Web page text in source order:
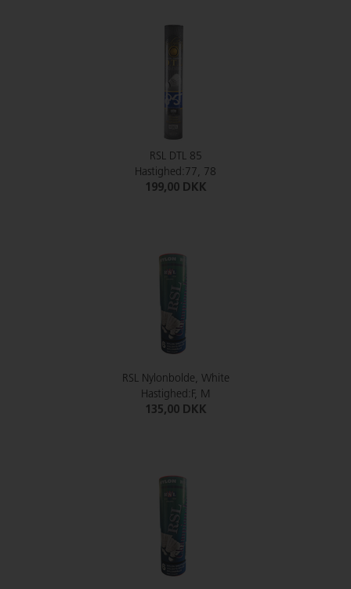
RSL DTL 85
Hastighed:77, 78
199,00 DKK
RSL Nylonbolde, White
Hastighed:F, M
135,00 DKK